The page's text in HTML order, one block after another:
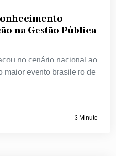
na Gestão Pública
no cenário nacional ao
maior evento brasileiro de
3 Minute